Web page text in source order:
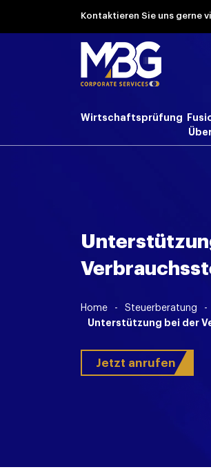
Kontaktieren Sie uns gerne
Wirtschaftsprüfung
Home - Steuerberatung -
Unterstützung bei der
Jetzt anrufen